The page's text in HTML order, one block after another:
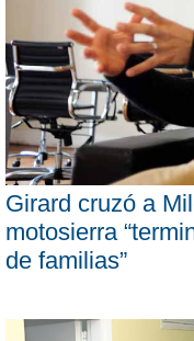
Girard cruzó a
motosierra
de familias”